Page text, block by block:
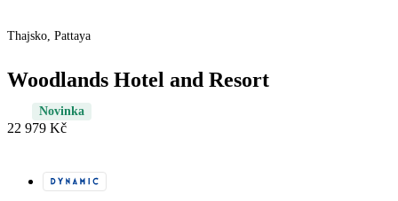
Thajsko, Pattaya
Woodlands Hotel and Resort
Novinka
22 979 Kč